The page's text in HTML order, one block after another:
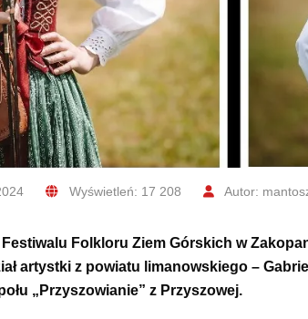
Wyświetleń: 17 208 Autor:
Folkloru Ziem Górskich w
artystki z powiatu limanowskiego –
„Przyszowianie” z Przyszowej.